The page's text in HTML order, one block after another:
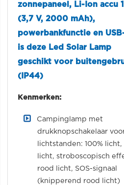
zonnepaneel, Li-Ion accu
(3,7 V, 2000 mAh),
powerbankfunctie en
is deze Led Solar Lamp
geschikt voor
(IP44)
Kenmerken:
Campinglamp met
drukknopschakelaar
lichtstanden: 100% licht,
licht, stroboscopisch
rood licht, SOS-signaal
(knipperend rood licht)